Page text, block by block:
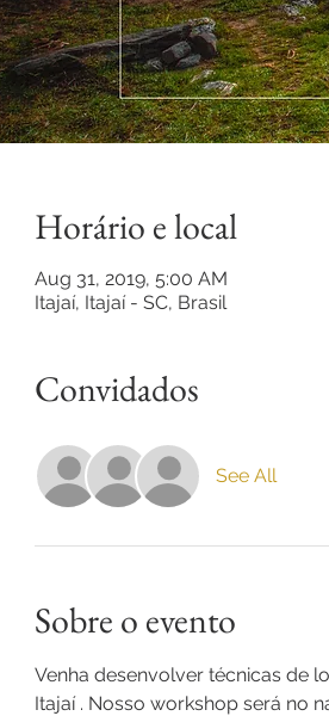
Horário e local
Aug 31, 2019, 5:00 AM
Itajaí, Itajaí - SC, Brasil
Convidados
See All
Sobre o evento
Venha desenvolver técnicas de
Itajaí . Nosso workshop será no